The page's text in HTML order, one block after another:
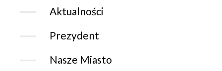
Aktualności
Prezydent
Nasze Miasto